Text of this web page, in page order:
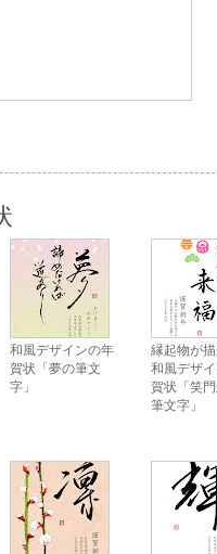
和風デザインの年
賀状「夢の筆文
字」
縁起物が
和風デザ
賀状「笑
筆文字」